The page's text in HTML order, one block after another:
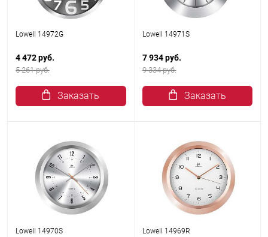
Lowell 14972G
4 472 руб.
5 261 руб.
Заказать
Lowell 14971S
7 934 руб.
9 334 руб.
Заказать
Lowell 14970S Lowell 14969R